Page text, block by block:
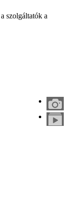
szolgáltatók a